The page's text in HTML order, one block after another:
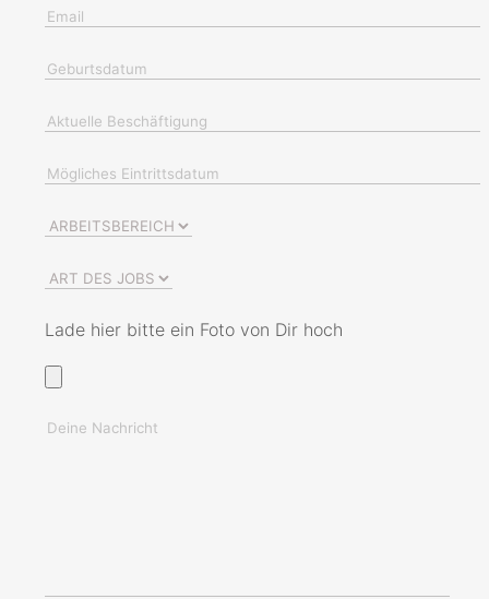
Lade hier bitte ein Foto von Dir hoch